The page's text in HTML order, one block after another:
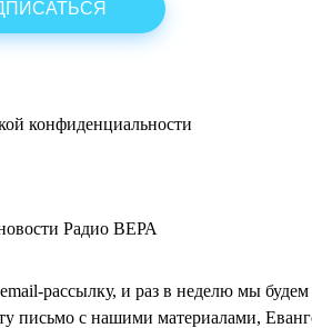
конфиденциальности
Радио ВЕРА
рассылку, и раз в неделю мы будем
письмо с нашими материалами,